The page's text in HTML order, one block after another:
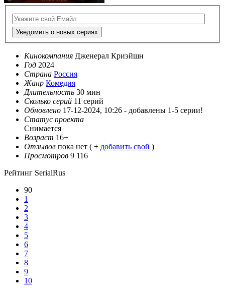
Уведомить о новых сериях
Кинокомпания Дженерал Криэйшн
Год 2024
Страна Россия
Жанр Комедия
Длительность 30 мин
Сколько серий 11 серий
Обновлено 17-12-2024, 10:26 - добавлены 1-5 серии!
Статус проекта
Снимается
Возраст 16+
Отзывов пока нет ( + добавить свой )
Просмотров 9 116
Рейтинг SerialRus
90
1
2
3
4
5
6
7
8
9
10